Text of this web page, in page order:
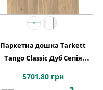
Паркетна дошка Tarkett
Tango Classic Дуб Сепія
5701.80 грн